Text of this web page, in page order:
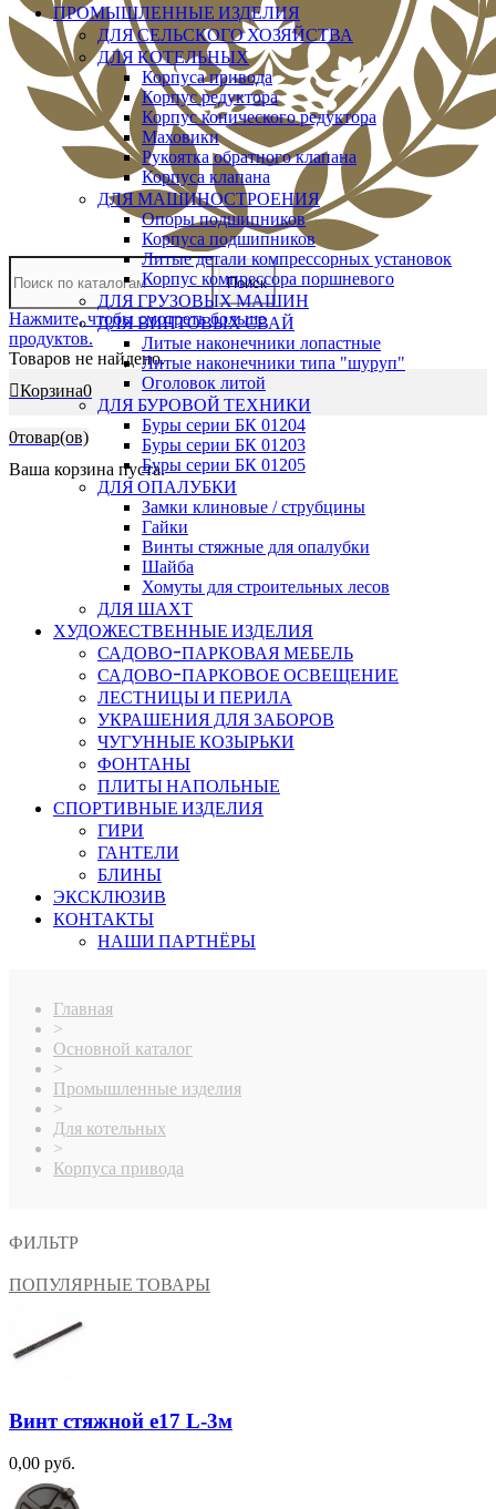
Поиск
Нажмите, чтобы смотреть больше
продуктов.
Товаров не найдено.
Корзина0
0товар(ов)
Ваша корзина пуста.
ПРОМЫШЛЕННЫЕ ИЗДЕЛИЯ
ДЛЯ СЕЛЬСКОГО ХОЗЯЙСТВА
ДЛЯ КОТЕЛЬНЫХ
Корпуса привода
Корпус редуктора
Корпус конического редуктора
Маховики
Рукоятка обратного клапана
Корпуса клапана
ДЛЯ МАШИНОСТРОЕНИЯ
Опоры подшипников
Корпуса подшипников
Литые детали компрессорных установок
Корпус компрессора поршневого
ДЛЯ ГРУЗОВЫХ МАШИН
ДЛЯ ВИНТОВЫХ СВАЙ
Литые наконечники лопастные
Литые наконечники типа "шуруп"
Оголовок литой
ДЛЯ БУРОВОЙ ТЕХНИКИ
Буры серии БК 01204
Буры серии БК 01203
Буры серии БК 01205
ДЛЯ ОПАЛУБКИ
Замки клиновые / струбцины
Гайки
Винты стяжные для опалубки
Шайба
Хомуты для строительных лесов
ДЛЯ ШАХТ
ХУДОЖЕСТВЕННЫЕ ИЗДЕЛИЯ
САДОВО-ПАРКОВАЯ МЕБЕЛЬ
САДОВО-ПАРКОВОЕ ОСВЕЩЕНИЕ
ЛЕСТНИЦЫ И ПЕРИЛА
УКРАШЕНИЯ ДЛЯ ЗАБОРОВ
ЧУГУННЫЕ КОЗЫРЬКИ
ФОНТАНЫ
ПЛИТЫ НАПОЛЬНЫЕ
СПОРТИВНЫЕ ИЗДЕЛИЯ
ГИРИ
ГАНТЕЛИ
БЛИНЫ
ЭКСКЛЮЗИВ
КОНТАКТЫ
НАШИ ПАРТНЁРЫ
Главная
>
Основной каталог
>
Промышленные изделия
>
Для котельных
>
Корпуса привода
ФИЛЬТР
ПОПУЛЯРНЫЕ ТОВАРЫ
Винт стяжной e17 L-3м
0,00 руб.